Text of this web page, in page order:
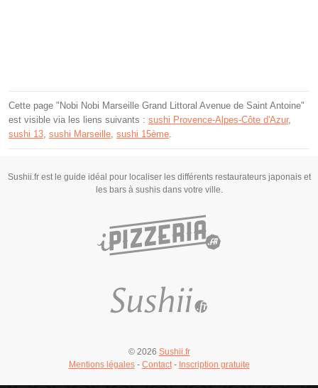
Cette page "Nobi Nobi Marseille Grand Littoral Avenue de Saint Antoine"
est visible via les liens suivants : sushi Provence-Alpes-Côte d'Azur,
sushi 13 sushi Marseille sushi 15ème
Sushii.fr est le guide idéal pour localiser les différents restaurateurs japonais et
les bars à sushis dans votre ville.
© 2026 Sushii.fr
Mentions légales- Contact- Inscription gratuite